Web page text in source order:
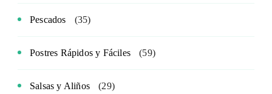
Pescados (35)
Postres Rápidos y Fáciles (59)
Salsas y Aliños (29)